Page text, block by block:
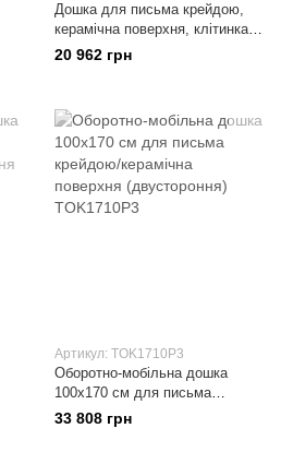
Дошка для письма крейдою,
керамічна поверхня, клітинка
5х5 см 100х170 см
20 962 грн
Артикул: TOK1710P3
Оборотно-мобільна дошка
100x170 см для письма
крейдою/керамічна поверхня
(двустороння)
33 808 грн